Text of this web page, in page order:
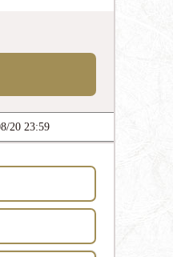
20 23:59